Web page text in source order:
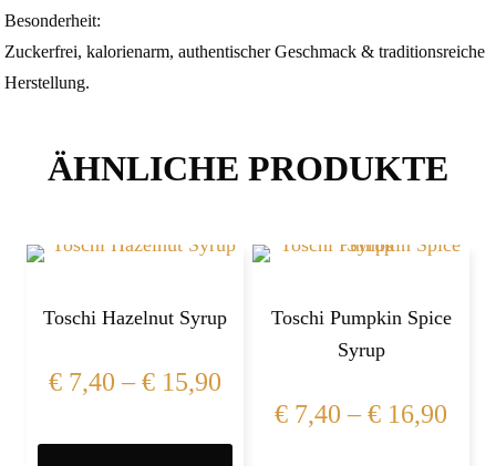
Besonderheit:
Zuckerfrei, kalorienarm, authentischer Geschmack & traditionsreiche
Herstellung.
ÄHNLICHE PRODUKTE
Toschi Hazelnut Syrup
€7,40 –€15,90
Toschi Pumpkin Spice
Syrup
€ 7,40 –€ 16,90